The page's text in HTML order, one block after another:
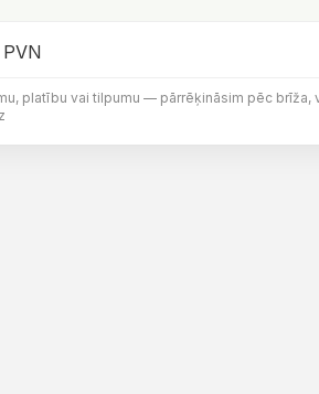
platību vai tilpumu — pārrēķināsim pēc brīža,